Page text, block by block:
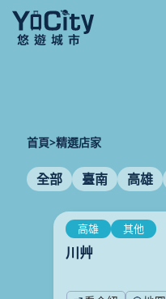
首頁>精選店家
全部 臺南 高雄
高雄 其他
川艸